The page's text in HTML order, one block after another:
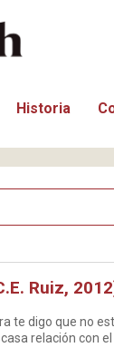
Historia
Ruiz,
te digo que no
relación con el